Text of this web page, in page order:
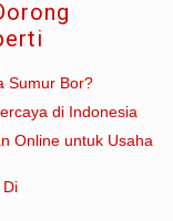
Sumur Bor?
di Indonesia
Online untuk Usaha
Di